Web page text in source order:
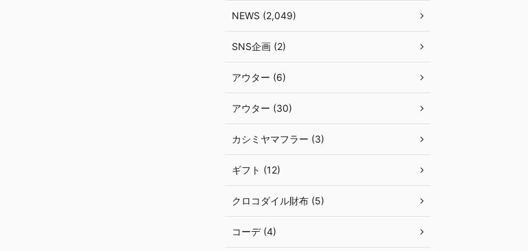
NEWS (2,049)
SNS企画 (2)
アウター (6)
アウター (30)
カシミヤマフラー (3)
ギフト (12)
クロコダイル財布 (5)
コーデ (4)